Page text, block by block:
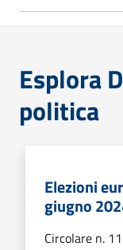
Esplora
politica
Elezioni
giugno
Circolare n.